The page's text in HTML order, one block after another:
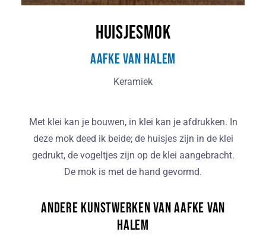
Huisjesmok
Aafke van Halem
Keramiek
Met klei kan je bouwen, in klei kan je afdrukken. In
deze mok deed ik beide; de huisjes zijn in de klei
gedrukt, de vogeltjes zijn op de klei aangebracht.
De mok is met de hand gevormd.
Andere kunstwerken van Aafke van
Halem